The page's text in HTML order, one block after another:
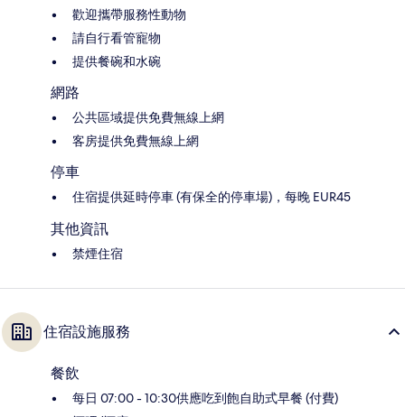
歡迎攜帶服務性動物
請自行看管寵物
提供餐碗和水碗
網路
公共區域提供免費無線上網
客房提供免費無線上網
停車
住宿提供延時停車 (有保全的停車場)，每晚 EUR45
其他資訊
禁煙住宿
住宿設施服務
餐飲
每日 07:00 - 10:30供應吃到飽自助式早餐 (付費)